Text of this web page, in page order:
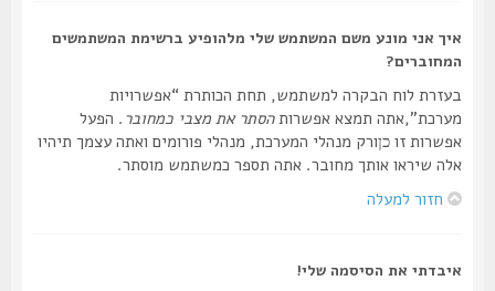
איך אני מונע משם המשתמש שלי מלהופיע ברשימת המשתמשים
המחוברים?
בעזרת לוח הבקרה למשתמש, תחת הכותרת “אפשרויות
מערכת”,אתה תמצא אפשרותהסתר את מצבי כמחובר. הפעל
אפשרות זוכןורק מנהלי המערכת, מנהלי פורומים ואתה עצמך תיהיו
אלה שיראו אותך מחובר. אתה תספר כמשתמש מוסתר.
חזור למעלה
איבדתי את הסיסמה שלי!